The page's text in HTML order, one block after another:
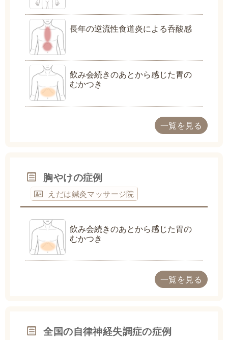
長年の逆流性食道炎による呑酸感
飲み会続きのあとから感じた胃の
むかつき
一覧を見る
胸やけの症例
えだは鍼灸マッサージ院
飲み会続きのあとから感じた胃の
むかつき
一覧を見る
全国の自律神経失調症の症例